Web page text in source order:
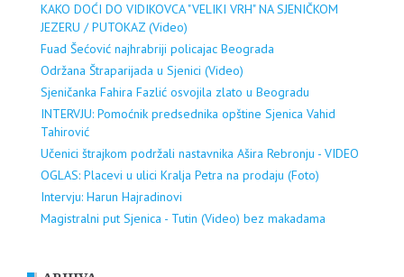
KAKO DOĆI DO VIDIKOVCA "VELIKI VRH" NA SJENIČKOM
JEZERU / PUTOKAZ (Video)
Fuad Šećović najhrabriji policajac Beograda
Održana Štraparijada u Sjenici (Video)
Sjeničanka Fahira Fazlić osvojila zlato u Beogradu
INTERVJU: Pomoćnik predsednika opštine Sjenica Vahid
Tahirović
Učenici štrajkom podržali nastavnika Ašira Rebronju - VIDEO
OGLAS: Placevi u ulici Kralja Petra na prodaju (Foto)
Intervju: Harun Hajradinovi
Magistralni put Sjenica - Tutin (Video) bez makadama